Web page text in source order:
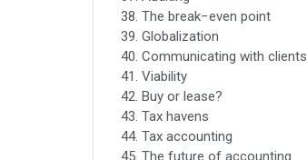
38. The break−even point
39. Globalization
40. Communicating with clients
41. Viability
42. Buy or lease?
43. Tax havens
44. Tax accounting
45. The future of accounting